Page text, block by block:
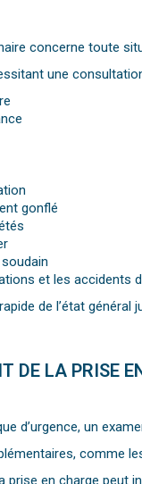
concerne toute
une
gonflé
et les accidents
de l’état général
DE LA PRISE
d’urgence, un
comme
prise en charge peut